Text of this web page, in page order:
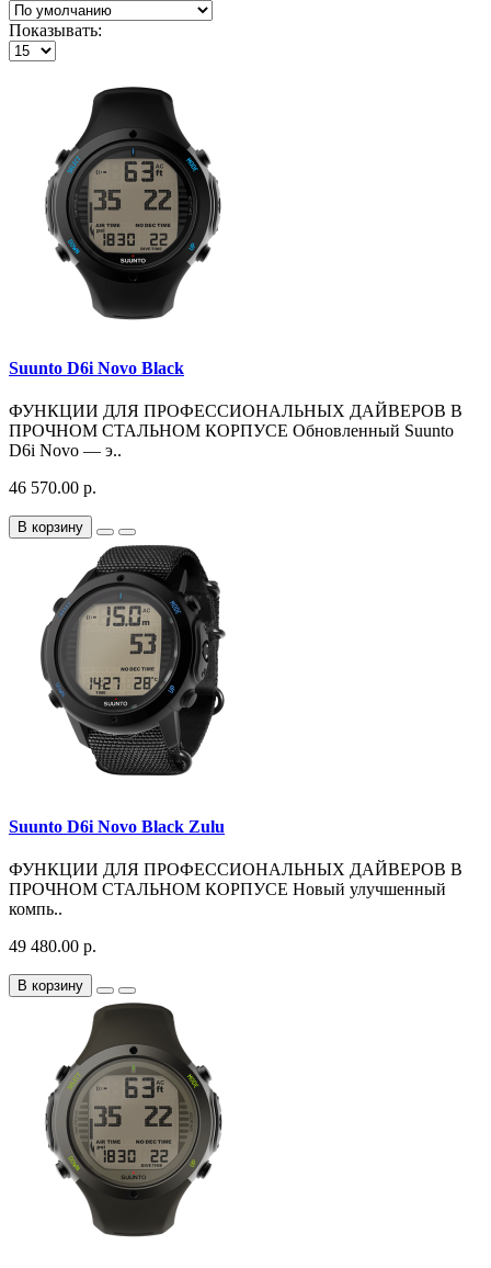
Показывать:
Suunto D6i Novo Black
ФУНКЦИИ ДЛЯ ПРОФЕССИОНАЛЬНЫХ ДАЙВЕРОВ В
ПРОЧНОМ СТАЛЬНОМ КОРПУСЕ Обновленный Suunto
D6i Novo — э..
46 570.00 р.
В корзину
Suunto D6i Novo Black Zulu
ФУНКЦИИ ДЛЯ ПРОФЕССИОНАЛЬНЫХ ДАЙВЕРОВ В
ПРОЧНОМ СТАЛЬНОМ КОРПУСЕ Новый улучшенный
компь..
49 480.00 р.
В корзину